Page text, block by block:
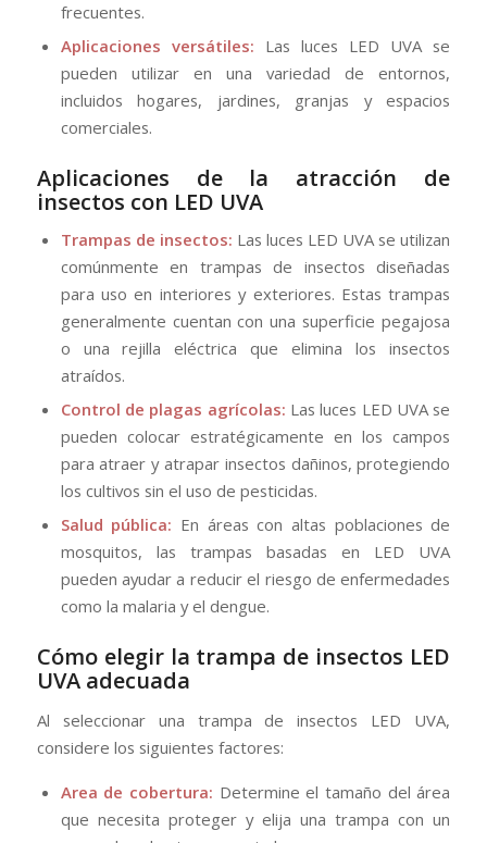
frecuentes.
Aplicaciones versátiles: Las luces LED UVA se
pueden utilizar en una variedad de entornos,
incluidos hogares, jardines, granjas y espacios
comerciales.
Aplicaciones de la atracción de
insectos con LED UVA
Trampas de insectos: Las luces LED UVA se utilizan
comúnmente en trampas de insectos diseñadas
para uso en interiores y exteriores. Estas trampas
generalmente cuentan con una superficie pegajosa
o una rejilla eléctrica que elimina los insectos
atraídos.
Control de plagas agrícolas: Las luces LED UVA se
pueden colocar estratégicamente en los campos
para atraer y atrapar insectos dañinos, protegiendo
los cultivos sin el uso de pesticidas.
Salud pública: En áreas con altas poblaciones de
mosquitos, las trampas basadas en LED UVA
pueden ayudar a reducir el riesgo de enfermedades
como la malaria y el dengue.
Cómo elegir la trampa de insectos LED
UVA adecuada
Al seleccionar una trampa de insectos LED UVA,
considere los siguientes factores:
Area de cobertura: Determine el tamaño del área
que necesita proteger y elija una trampa con un